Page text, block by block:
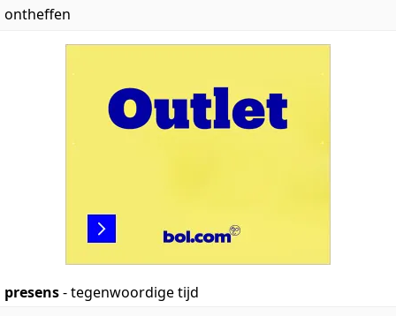
ontheffen
presens- tegenwoordige tijd